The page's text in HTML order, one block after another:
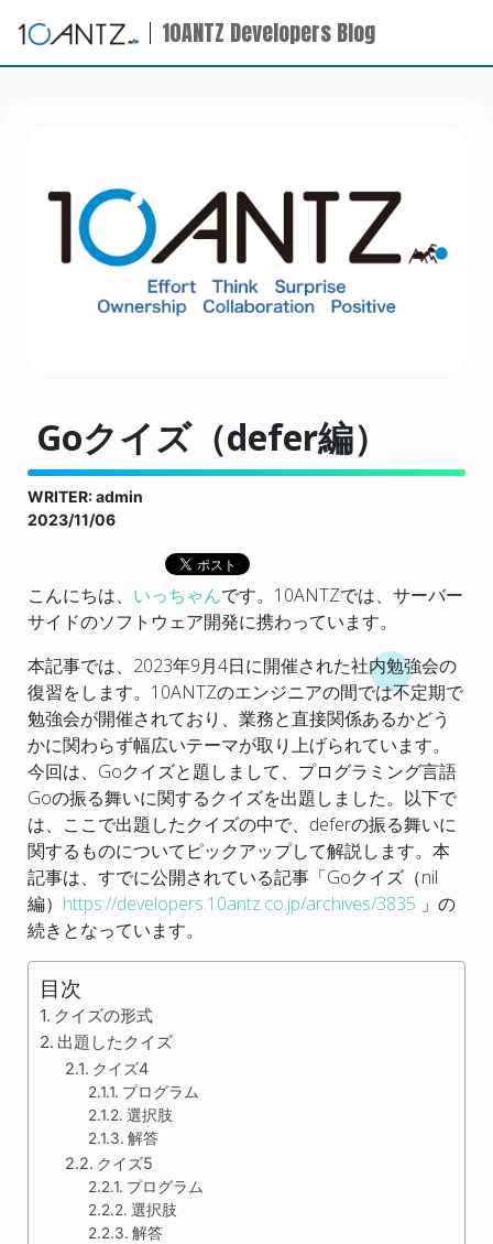
10ANTZ Developers Blog
Goクイズ（defer編）
WRITER: admin
2023/11/06
こんにちは、 いっちゃんです。10ANTZでは、サーバー
サイドのソフトウェア開発に携わっています。
本記事では、2023年9月4日に開催された社内勉強会の
復習をします。10ANTZのエンジニアの間では不定期で
勉強会が開催されており、業務と直接関係あるかどう
かに関わらず幅広いテーマが取り上げられています。
今回は、Goクイズと題しまして、プログラミング言語
Goの振る舞いに関するクイズを出題しました。以下で
は、ここで出題したクイズの中で、deferの振る舞いに
関するものについてピックアップして解説します。本
記事は、すでに公開されている記事「Goクイズ（nil
編） https://developers.10antz.co.jp/archives/3835 」の
続きとなっています。
目次
クイズの形式
出題したクイズ
クイズ4
プログラム
選択肢
解答
クイズ5
プログラム
選択肢
解答